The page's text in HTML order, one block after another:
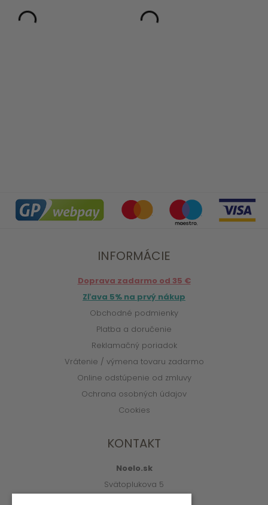
INFORMÁCIE
Doprava zadarmo od 35 €
Zľava 5% na prvý nákup
Obchodné podmienky
Platba a doručenie
Reklamačný poriadok
Vrátenie / výmena tovaru zadarmo
Online odstúpenie od zmluvy
Ochrana osobných údajov
Cookies
KONTAKT
Noelo.sk
Svätoplukova 5